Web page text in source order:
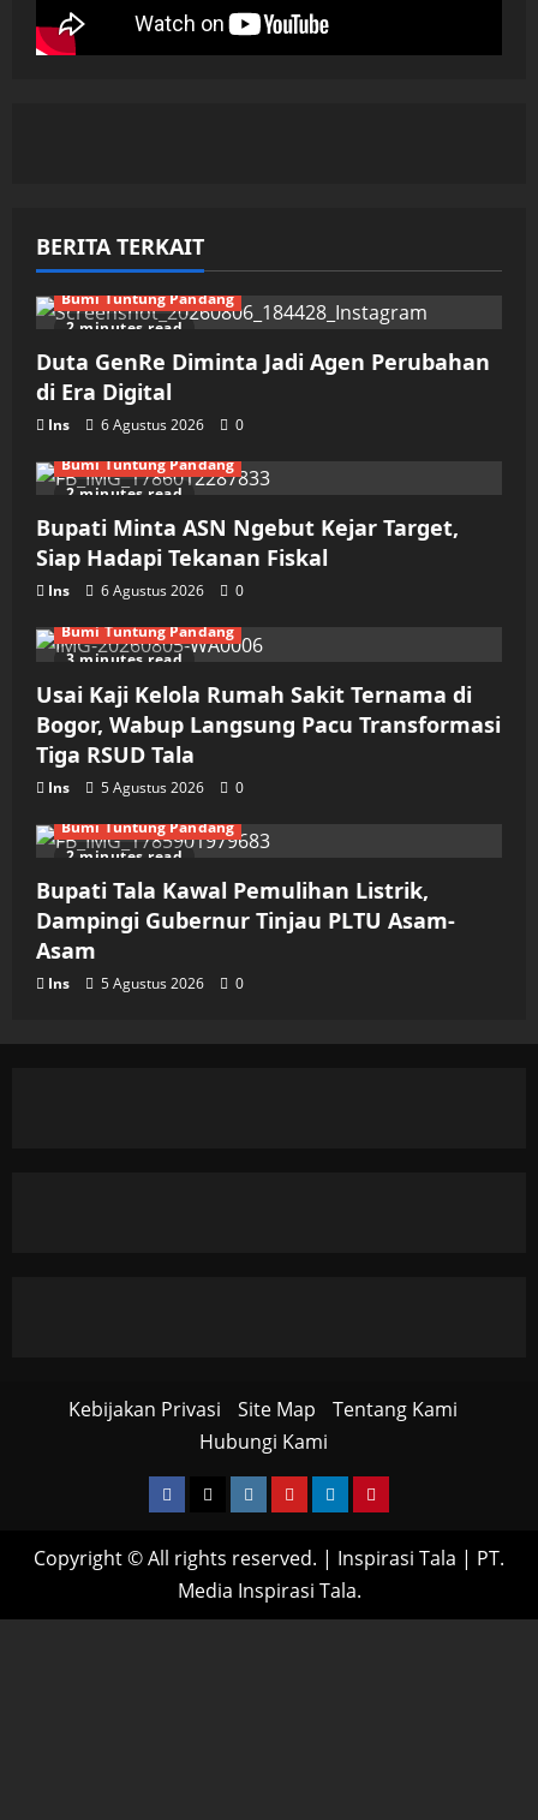
BERITA TERKAIT
2 minutes read
Bumi Tuntung Pandang
Duta GenRe Diminta Jadi Agen Perubahan
di Era Digital
Ins 6 Agustus 2026 0
2 minutes read
Bumi Tuntung Pandang
Bupati Minta ASN Ngebut Kejar Target,
Siap Hadapi Tekanan Fiskal
Ins 6 Agustus 2026 0
3 minutes read
Bumi Tuntung Pandang
Usai Kaji Kelola Rumah Sakit Ternama di
Bogor, Wabup Langsung Pacu Transformasi
Tiga RSUD Tala
Ins 5 Agustus 2026 0
2 minutes read
Bumi Tuntung Pandang
Bupati Tala Kawal Pemulihan Listrik,
Dampingi Gubernur Tinjau PLTU Asam-
Asam
Ins 5 Agustus 2026 0
Kebijakan Privasi Site Map
Tentang Kami
Hubungi Kami
Facebook
TwitterInstagram
YouTubeLinkedInPinterest
Copyright © All rights reserved. | Inspirasi Tala | PT.
Media Inspirasi Tala.